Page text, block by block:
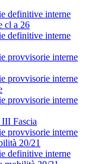
definitive interne
cl a 26
definitive interne
provvisorie interne
provvisorie interne
provvisorie interne
Fascia
provvisorie interne
20/21
definitive interne